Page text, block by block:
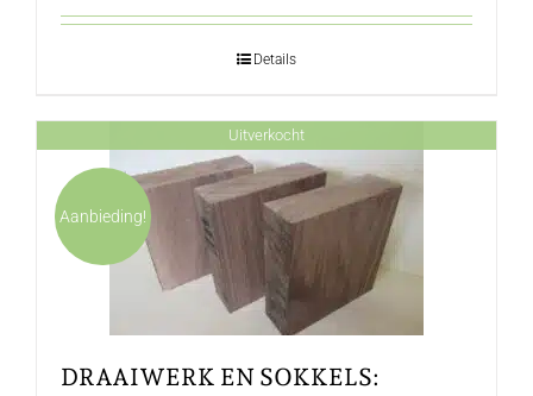
Details
Uitverkocht
Aanbieding!
DRAAIWERK EN SOKKELS: